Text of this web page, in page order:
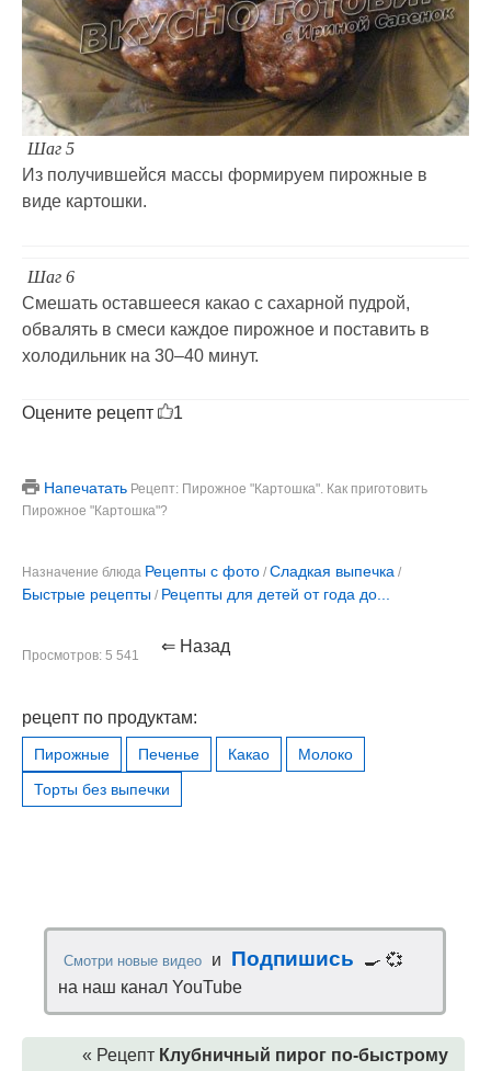
Шаг 5
Из получившейся массы формируем пирожные в
виде картошки.
Шаг 6
Смешать оставшееся какао с сахарной пудрой,
обвалять в смеси каждое пирожное и поставить в
холодильник на 30–40 минут.
Оцените рецепт 1
Напечатать Рецепт: Пирожное "Картошка". Как приготовить
Пирожное "Картошка"?
Назначение блюда Рецепты с фото / Сладкая выпечка /
Быстрые рецепты / Рецепты для детей от года до...
Просмотров: 5 541 ⇐ Назад
рецепт по продуктам:
Пирожные Печенье Какао
Молоко
Торты без выпечки
Смотри новые видео и Подпишись
🍳 💞
на наш канал YouTube
« Рецепт Клубничный пирог по-быстрому